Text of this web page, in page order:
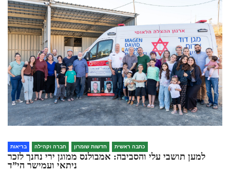
בריאות חברה וקהילה חדשות שומרון כתבה ראשית
למען תושבי עלי והסביבה: אמבולנס ממוגן ירי נחנך לזכר
ניתאי ועמישר הי”ד